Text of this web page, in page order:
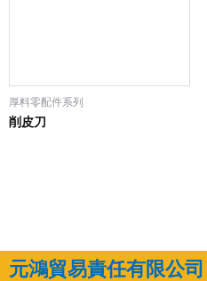
厚料零配件系列
削皮刀
元鴻貿易責任有限公司